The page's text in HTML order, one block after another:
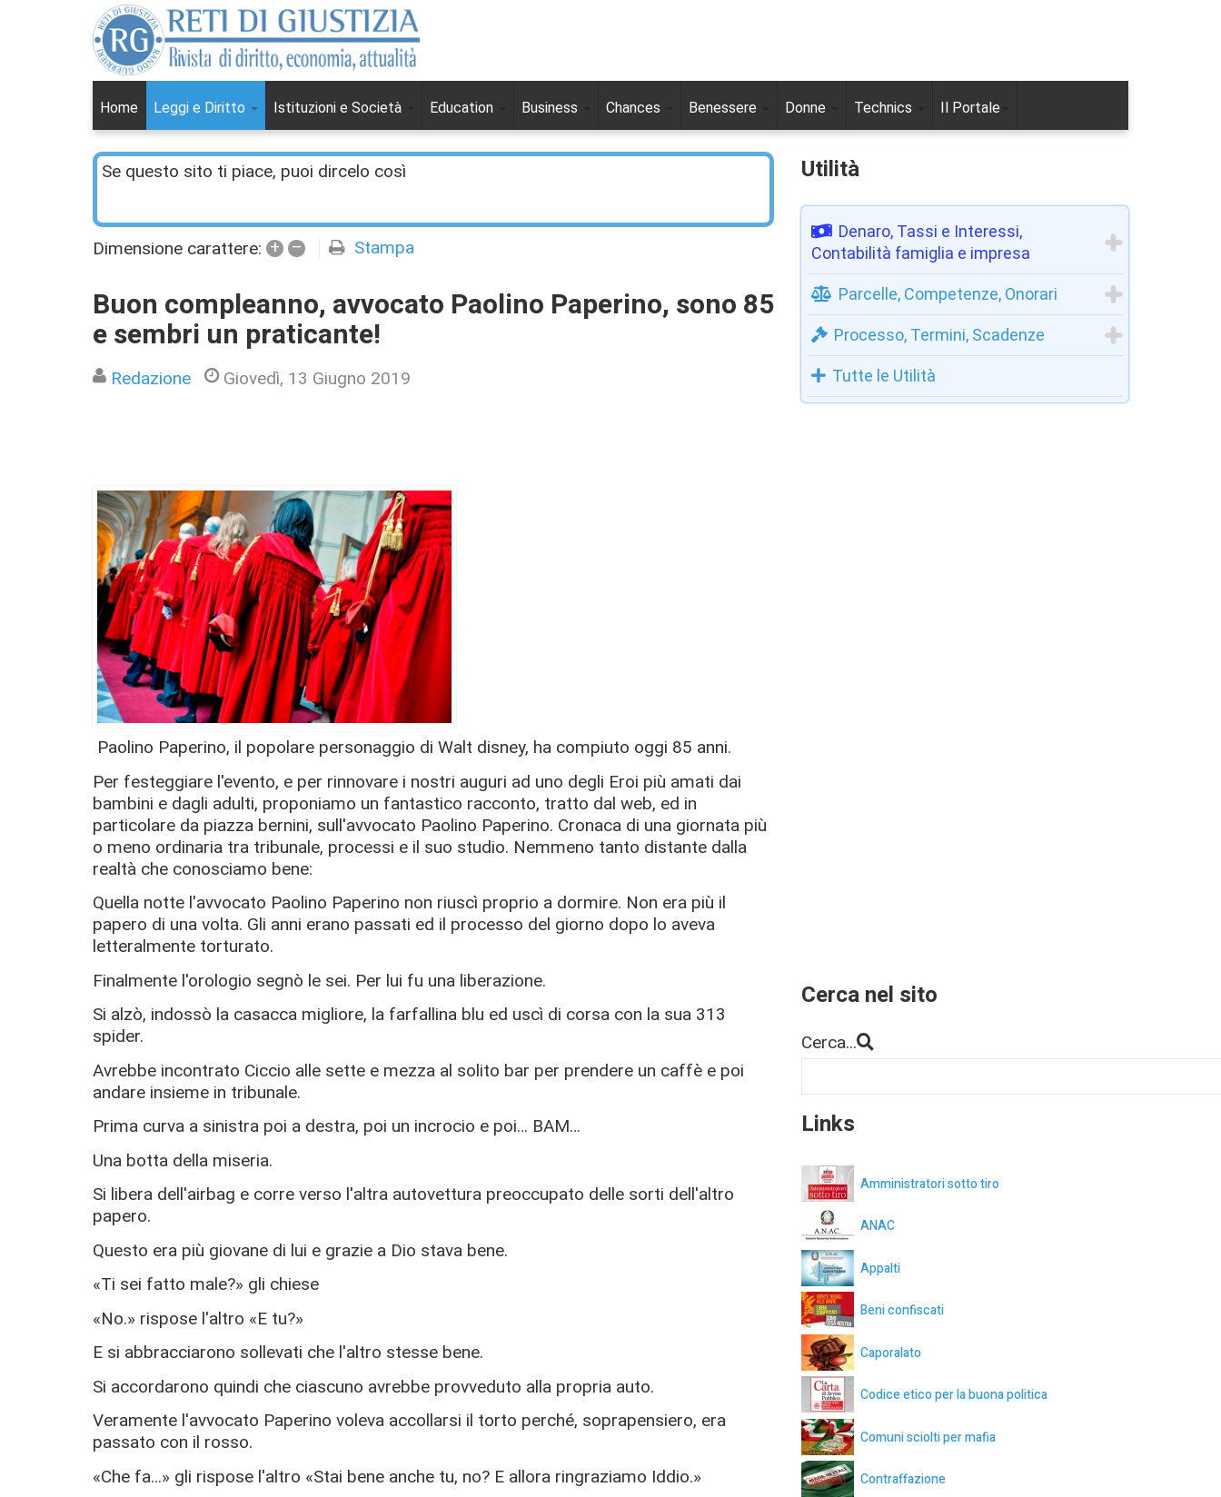
Home Leggi e Diritto Istituzioni e Società Education Business Chances Benessere Donne Technics Il Portale
Se questo sito ti piace, puoi dircelo così
Dimensione carattere: + – Stampa
Buon compleanno, avvocato Paolino Paperino, sono 85
e sembri un praticante!
Redazione Giovedì, 13 Giugno 2019
Paolino Paperino, il popolare personaggio di Walt disney, ha compiuto oggi 85 anni.
Per festeggiare l'evento, e per rinnovare i nostri auguri ad uno degli Eroi più amati dai
bambini e dagli adulti, proponiamo un fantastico racconto, tratto dal web, ed in
particolare da piazza bernini, sull'avvocato Paolino Paperino. Cronaca di una giornata più
o meno ordinaria tra tribunale, processi e il suo studio. Nemmeno tanto distante dalla
realtà che conosciamo bene:
Quella notte l'avvocato Paolino Paperino non riuscì proprio a dormire. Non era più il
papero di una volta. Gli anni erano passati ed il processo del giorno dopo lo aveva
letteralmente torturato.
Finalmente l'orologio segnò le sei. Per lui fu una liberazione.
Si alzò, indossò la casacca migliore, la farfallina blu ed uscì di corsa con la sua 313
spider.
Avrebbe incontrato Ciccio alle sette e mezza al solito bar per prendere un caffè e poi
andare insieme in tribunale.
Prima curva a sinistra poi a destra, poi un incrocio e poi… BAM…
Una botta della miseria.
Si libera dell'airbag e corre verso l'altra autovettura preoccupato delle sorti dell'altro
papero.
Questo era più giovane di lui e grazie a Dio stava bene.
«Ti sei fatto male?» gli chiese
«No.» rispose l'altro «E tu?»
E si abbracciarono sollevati che l'altro stesse bene.
Si accordarono quindi che ciascuno avrebbe provveduto alla propria auto.
Veramente l'avvocato Paperino voleva accollarsi il torto perché, soprapensiero, era
passato con il rosso.
«Che fa…» gli rispose l'altro «Stai bene anche tu, no? E allora ringraziamo Iddio.»
Utilità
Denaro, Tassi e Interessi,
Contabilità famiglia e impresa
Parcelle, Competenze, Onorari
Processo, Termini, Scadenze
Tutte le Utilità
Cerca nel sito
Cerca...
Links
Amministratori sotto tiro
ANAC
Appalti
Beni confiscati
Caporalato
Codice etico per la buona politica
Comuni sciolti per mafia
Contraffazione